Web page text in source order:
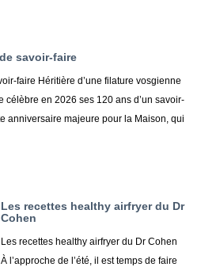
savoir-faire
faire Héritière d’une filature vosgienne
célèbre en 2026 ses 120 ans d’un savoir-
anniversaire majeure pour la Maison, qui
Les recettes healthy airfryer du Dr
Cohen
Les recettes healthy airfryer du Dr Cohen
À l’approche de l’été, il est temps de faire